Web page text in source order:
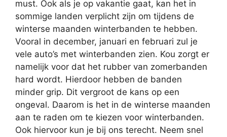
must. Ook als je op vakantie gaat, kan het in
sommige landen verplicht zijn om tijdens de
winterse maanden winterbanden te hebben.
Vooral in december, januari en februari zul je
vele auto’s met winterbanden zien. Kou zorgt er
namelijk voor dat het rubber van zomerbanden
hard wordt. Hierdoor hebben de banden
minder grip. Dit vergroot de kans op een
ongeval. Daarom is het in de winterse maanden
aan te raden om te kiezen voor winterbanden.
Ook hiervoor kun je bij ons terecht. Neem snel